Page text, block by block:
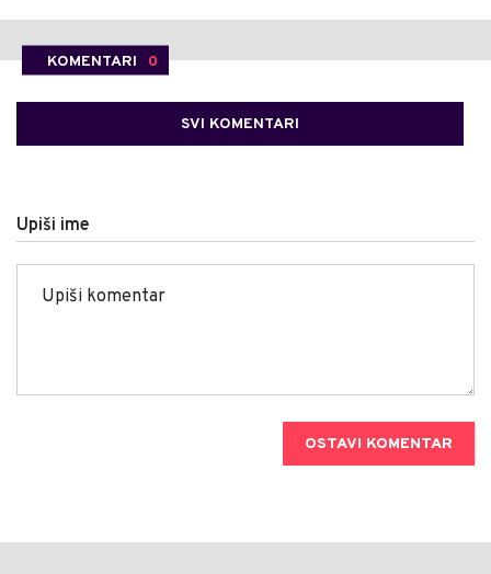
KOMENTARI 0
SVI KOMENTARI
Upiši ime
OSTAVI KOMENTAR